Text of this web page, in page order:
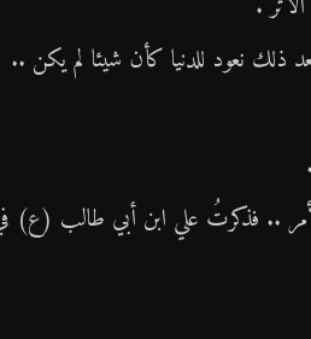
نعود للدنيا كأن شيئا لم يكن ..
.. فذكرتُ علي ابن أبي طالب (ع)